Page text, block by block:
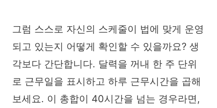
그럼 스스로 자신의 스케줄이 법에 맞게 운영
되고 있는지 어떻게 확인할 수 있을까요? 생
각보다 간단합니다. 달력을 꺼내 한 주 단위
로 근무일을 표시하고 하루 근무시간을 곱해
보세요. 이 총합이 40시간을 넘는 경우라면,